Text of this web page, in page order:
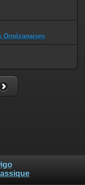
Ornézanaises